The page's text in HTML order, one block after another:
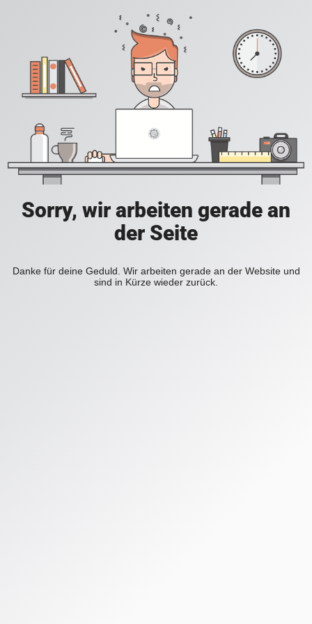
Sorry, wir arbeiten gerade an
der Seite
Danke für deine Geduld. Wir arbeiten gerade an der Website und
sind in Kürze wieder zurück.